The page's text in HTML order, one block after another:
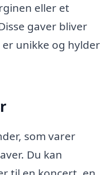
eller et
gaver bliver
unikke og hylder
som varer
Du kan